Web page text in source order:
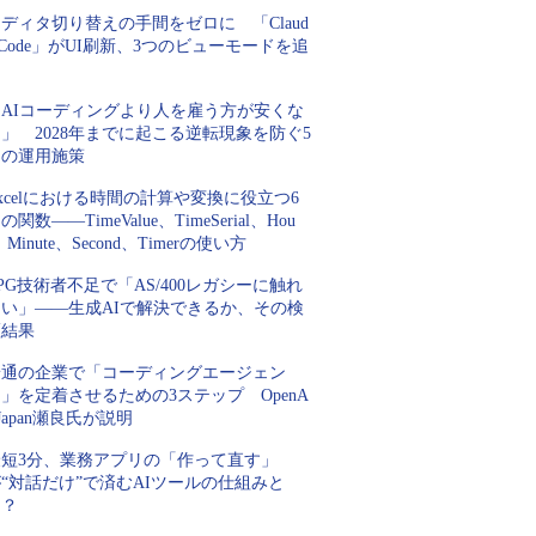
ィタ切り替えの手間をゼロに 「Claud
」がUI刷新、3つのビューモードを追
コーディングより人を雇う方が安くな
2028年までに起こる逆転現象を防ぐ5
運用施策
における時間の計算や変換に役立つ6
関数――TimeValue、TimeSerial、Hou
Minute、Second、Timerの使い方
技術者不足で「AS/400レガシーに触れ
」――生成AIで解決できるか、その検
果
の企業で「コーディングエージェン
を定着させるための3ステップ OpenA
瀬良氏が説明
3分、業務アプリの「作って直す」
対話だけ”で済むAIツールの仕組みと